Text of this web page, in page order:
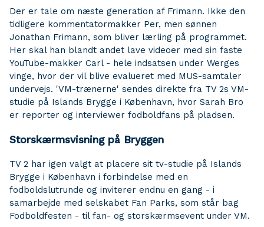
Der er tale om næste generation af Frimann. Ikke den
tidligere kommentatormakker Per, men sønnen
Jonathan Frimann, som bliver lærling på programmet.
Her skal han blandt andet lave videoer med sin faste
YouTube-makker Carl - hele indsatsen under Werges
vinge, hvor der vil blive evalueret med MUS-samtaler
undervejs. 'VM-trænerne' sendes direkte fra TV 2s VM-
studie på Islands Brygge i København, hvor Sarah Bro
er reporter og interviewer fodboldfans på pladsen.
Storskærmsvisning på Bryggen
TV 2 har igen valgt at placere sit tv-studie på Islands
Brygge i København i forbindelse med en
fodboldslutrunde og inviterer endnu en gang - i
samarbejde med selskabet Fan Parks, som står bag
Fodboldfesten - til fan- og storskærmsevent under VM.